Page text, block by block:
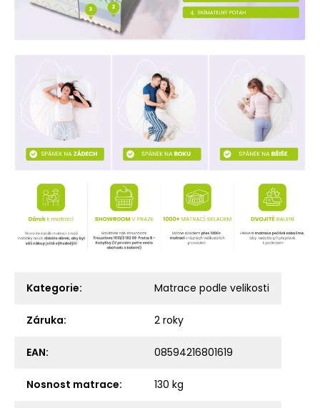
Kategorie: Matrace podle velikosti
Záruka: 2 roky
EAN: 08594216801619
Nosnost matrace: 130 kg